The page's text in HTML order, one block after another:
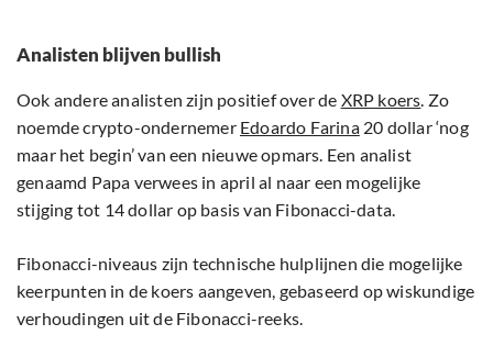
Analisten blijven bullish
Ook andere analisten zijn positief over de XRP koers . Zo
noemde crypto-ondernemer Edoardo Farina20 dollar ‘nog
maar het begin’ van een nieuwe opmars. Een analist
genaamd Papa verwees in april al naar een mogelijke
stijging tot 14 dollar op basis van Fibonacci-data.
Fibonacci-niveaus zijn technische hulplijnen die mogelijke
keerpunten in de koers aangeven, gebaseerd op wiskundige
verhoudingen uit de Fibonacci-reeks.